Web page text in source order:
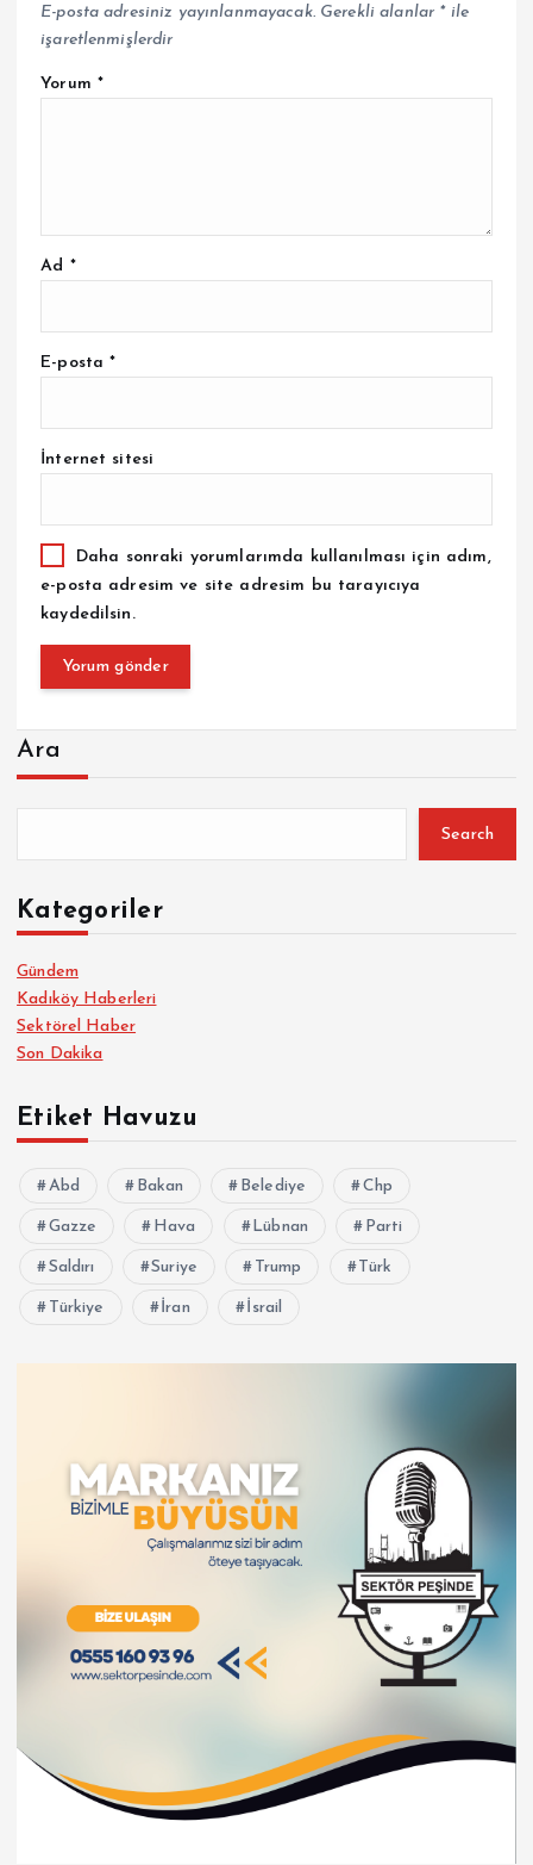
E-posta adresiniz yayınlanmayacak. Gerekli alanlar *ile
işaretlenmişlerdir
Yorum *
Ad *
E-posta*
İnternet sitesi
Daha sonraki yorumlarımda kullanılması için adım,
e-posta adresim ve site adresim bu tarayıcıya
kaydedilsin.
Ara
Search
Kategoriler
Gündem
Kadıköy Haberleri
Sektörel Haber
Son Dakika
Etiket Havuzu
Abd Bakan Belediye Chp
Gazze Hava Lübnan Parti
Saldırı Suriye Trump Türk
Türkiye İran İsrail